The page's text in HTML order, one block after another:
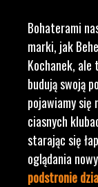
Bohaterami
marki, jak
Kochanek, ale
budują swoją
pojawiamy się
ciasnych
starając się
oglądania
podstronie